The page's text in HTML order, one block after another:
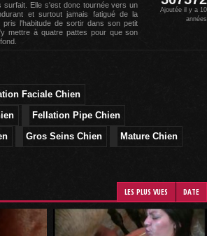
Elle s'est donc tournée vers un
et surtout jamais fatigué de la
l'habitude de sortir dans son petit
mettre à quatre pattes pour que son
Ajoutée il y a 10
années
Faciale Chien
Fellation Pipe Chien
Gros Seins Chien Mature Chien
LES PLUS VUES DATE